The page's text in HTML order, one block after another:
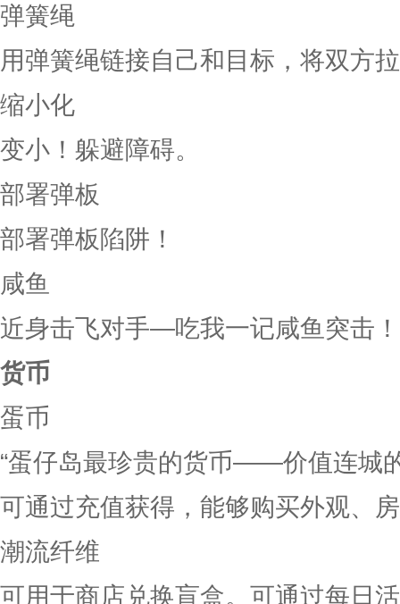
弹簧绳
用弹簧绳链接自己和目标，将双方
缩小化
变小！躲避障碍。
部署弹板
部署弹板陷阱！
咸鱼
近身击飞对手—吃我一记咸鱼突击！
货币
蛋币
“蛋仔岛最珍贵的货币——价值连城
可通过充值获得，能够购买外观、
潮流纤维
可用于商店兑换盲盒。可通过每日